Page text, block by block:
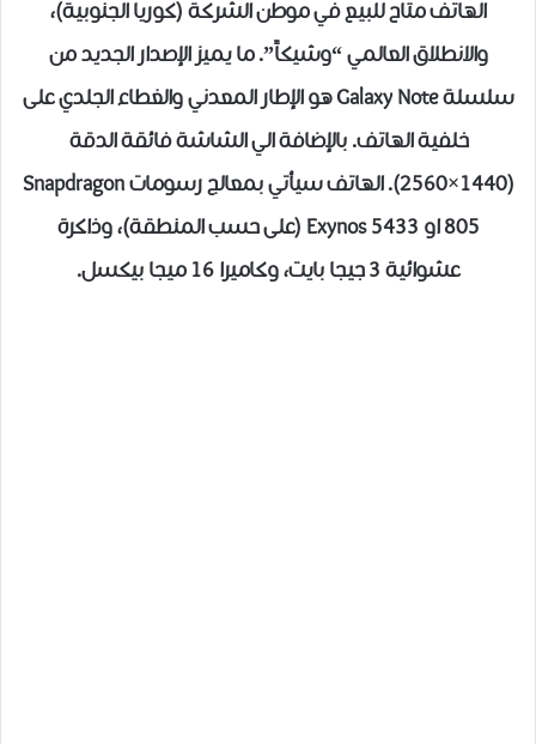
الهاتف متاح للبيع في موطن الشركة (كوريا الجنوبية)،
والانطلاق العالمي “وشيكاً”. ما يميز الإصدار الجديد من
سلسلة Galaxy Note هو الإطار المعدني والغطاء الجلدي على
خلفية الهاتف. بالإضافة الي الشاشة فائقة الدقة
(1440×2560). الهاتف سيأتي بمعالج رسومات Snapdragon
805 او Exynos 5433 (على حسب المنطقة)، وذاكرة
عشوائية 3 جيجا بايت، وكاميرا 16 ميجا بيكسل.